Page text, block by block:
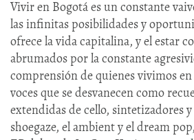
Vivir en Bogotá es un constante
las infinitas posibilidades y
ofrece la vida capitalina, y el estar
abrumados por la constante
comprensión de quienes vivimos
voces que se desvanecen como
extendidas de cello, sintetizadores
shoegaze, el ambient y el dream